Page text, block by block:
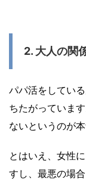
2. 大人の関
パパ活をしてい
ちたがっていま
ないというのが本
とはいえ、女性
すし、最悪の場